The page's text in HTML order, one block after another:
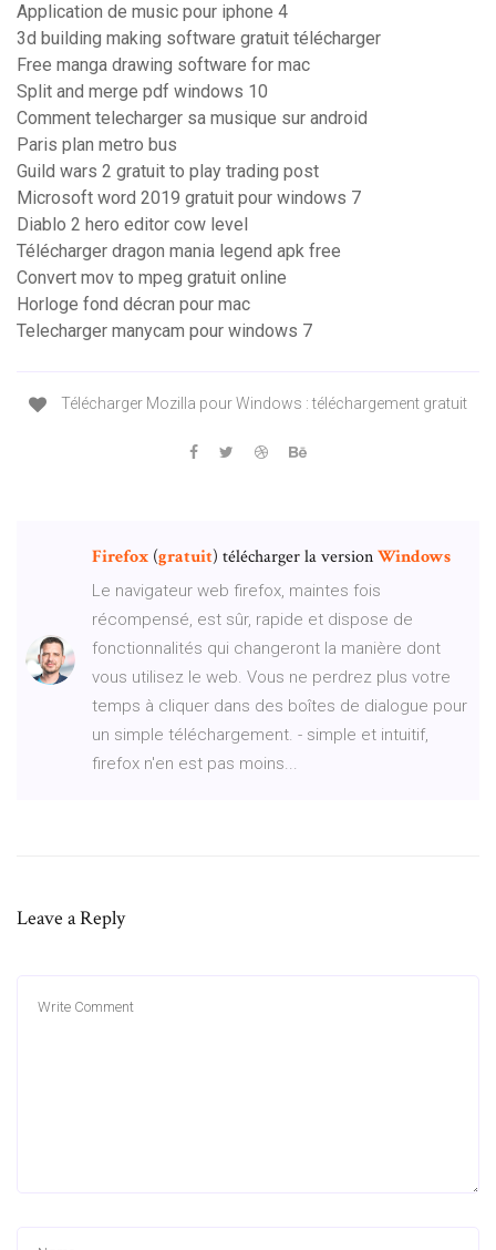
Application de music pour iphone 4
3d building making software gratuit télécharger
Free manga drawing software for mac
Split and merge pdf windows 10
Comment telecharger sa musique sur android
Paris plan metro bus
Guild wars 2 gratuit to play trading post
Microsoft word 2019 gratuit pour windows 7
Diablo 2 hero editor cow level
Télécharger dragon mania legend apk free
Convert mov to mpeg gratuit online
Horloge fond décran pour mac
Telecharger manycam pour windows 7
Télécharger Mozilla pour Windows : téléchargement gratuit
Firefox (gratuit) télécharger la versionWindows
Le navigateur web firefox, maintes fois
récompensé, est sûr, rapide et dispose de
fonctionnalités qui changeront la manière dont
vous utilisez le web. Vous ne perdrez plus votre
temps à cliquer dans des boîtes de dialogue pour
un simple téléchargement. - simple et intuitif,
firefox n'en est pas moins...
Leave a Reply